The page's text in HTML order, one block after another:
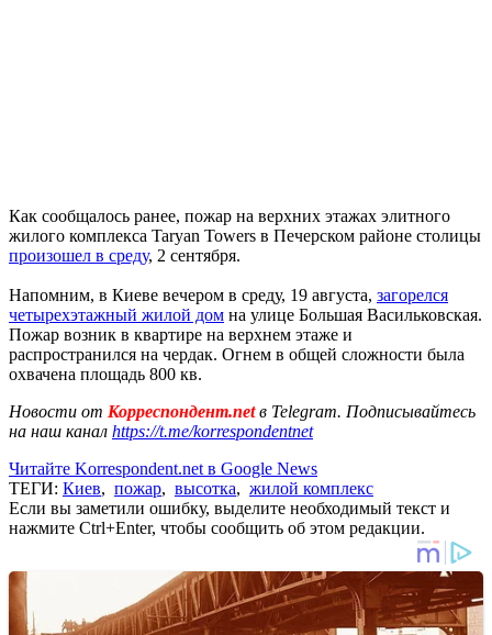
Как сообщалось ранее, пожар на верхних этажах элитного
жилого комплекса Taryan Towers в Печерском районе столицы
произошел в среду, 2 сентября.
Напомним, в Киеве вечером в среду, 19 августа, загорелся
четырехэтажный жилой дом на улице Большая Васильковская.
Пожар возник в квартире на верхнем этаже и
распространился на чердак. Огнем в общей сложности была
охвачена площадь 800 кв.
Новости от Корреспондент.netв Telegram. Подписывайтесь
на наш канал https://t.me/korrespondentnet
Читайте Korrespondent.net в Google News
ТЕГИ: Киев, пожар, высотка, жилой комплекс
Если вы заметили ошибку, выделите необходимый текст и
нажмите Ctrl+Enter, чтобы сообщить об этом редакции.